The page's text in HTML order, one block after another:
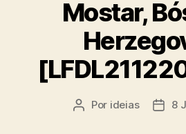
Mostar,
Autor
Por ideias
Data
8